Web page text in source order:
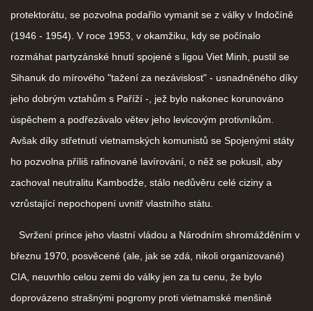
protektorátu, se pozvolna podařilo vymanit se z války v Indočíně
(1946 - 1954). V roce 1953, v okamžiku, kdy se počínalo
rozmáhat partyzánské hnutí spojené s ligou Viet Minh, pustil se
Sihanuk do mírového "tažení za nezávislost" - usnadněného díky
jeho dobrým vztahům s Paříží -, jež bylo nakonec korunováno
úspěchem a podřezávalo větev jeho levicovým protivníkům.
Avšak díky střetnutí vietnamských komunistů se Spojenými státy
ho pozvolna příliš rafinované lavírování, o něž se pokusil, aby
zachoval neutralitu Kambodže, stálo nedůvěru celé ciziny a
vzrůstající nepochopení uvnitř vlastního státu.
Svržení prince jeho vlastní vládou a Národním shromážděním v
březnu 1970, posvěcené (ale, jak se zdá, nikoli organizované)
CIA, neuvrhlo celou zemi do války jen za tu cenu, že bylo
doprovázeno strašnými pogromy proti vietnamské menšině